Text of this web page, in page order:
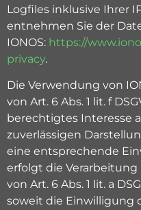
Logfiles inklusive Ihrer
entnehmen Sie der
IONOS: https://
privacy.
Die Verwendung von
von Art. 6 Abs. 1 lit. f
berechtigtes Interesse
zuverlässigen
eine entsprechende
erfolgt die Verarbeitung
von Art. 6 Abs. 1 lit. a
soweit die Einwilligung